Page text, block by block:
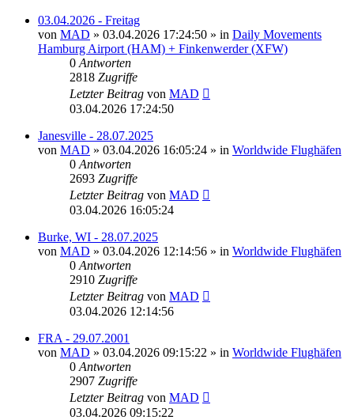
03.04.2026 - Freitag
von MAD » 03.04.2026 17:24:50 » in Daily Movements
Hamburg Airport (HAM) + Finkenwerder (XFW)
0 Antworten
2818 Zugriffe
Letzter Beitrag von MAD
03.04.2026 17:24:50
Janesville - 28.07.2025
von MAD » 03.04.2026 16:05:24 » in Worldwide Flughäfen
0 Antworten
2693 Zugriffe
Letzter Beitrag von MAD
03.04.2026 16:05:24
Burke, WI - 28.07.2025
von MAD » 03.04.2026 12:14:56 » in Worldwide Flughäfen
0 Antworten
2910 Zugriffe
Letzter Beitrag von MAD
03.04.2026 12:14:56
FRA - 29.07.2001
von MAD » 03.04.2026 09:15:22 » in Worldwide Flughäfen
0 Antworten
2907 Zugriffe
Letzter Beitrag von MAD
03.04.2026 09:15:22